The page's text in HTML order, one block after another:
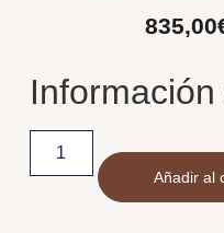
835,00
Añadir al